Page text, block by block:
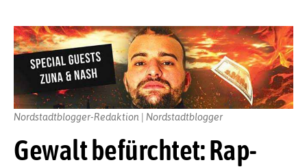
Gewalt befürchtet: Rap-
Nordstadtblogger-Redaktion | Nordstadtblogger